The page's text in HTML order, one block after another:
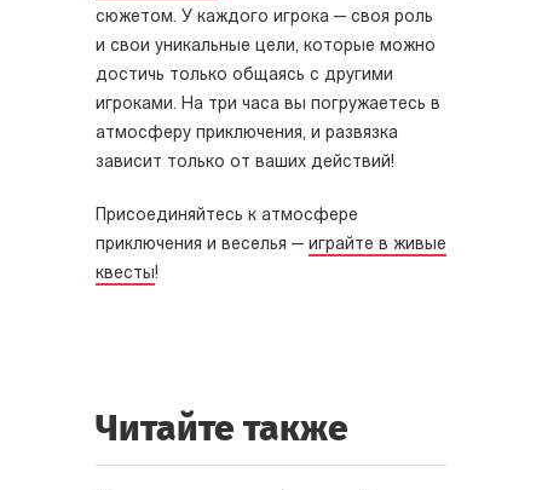
сюжетом. У каждого игрока — своя роль
и свои уникальные цели, которые можно
достичь только общаясь с другими
игроками. На три часа вы погружаетесь в
атмосферу приключения, и развязка
зависит только от ваших действий!
Присоединяйтесь к атмосфере
приключения и веселья — играйте в живые
квесты!
Читайте также